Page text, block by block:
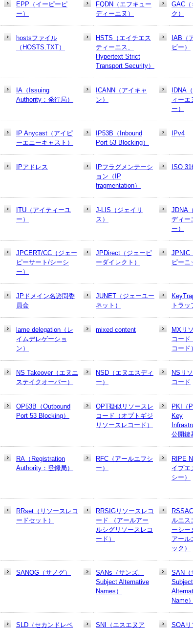
EPP（イーピーピ
ー）
FQDN（エフキュー
ディーエヌ）
GAC（
ク）
hostsファイル
（HOSTS.TXT）
HSTS（エイチエス
ティーエス、
Hypertext Strict
Transport Security）
IAB（
ビー）
IA（Issuing
Authority：発行局）
ICANN（アイキャ
ン）
IDNA
ィーエ
ー）
IP Anycast（アイピ
ーエニーキャスト）
IP53B（Inbound
Port 53 Blocking）
IPv4
IPアドレス
IPフラグメンテーシ
ョン（IP
fragmentation）
ISO
ITU（アイティーユ
ー）
J-LIS（ジェイリ
ス）
JDNA
ディー
ー）
JPCERT/CC（ジェー
ピーサート/シーシ
ー）
JPDirect（ジェーピ
ーダイレクト）
JPNIC
ピーニ
JPドメイン名諮問委
員会
JUNET（ジェーユー
ネット）
トラッ
lame delegation（レ
イムデレゲーショ
ン）
mixed content
MXリ
コード
コード）
NS Takeover（エヌエ
ステイクオーバー）
NSD（エヌエスディ
ー）
NSリ
コード
OP53B（Outbound
Port 53 Blocking）
OPT疑似リソースレ
コード（オプトギジ
リソースレコード）
PKI（
Key
公開鍵
RA（Registration
Authority：登録局）
RFC（アールエフシ
ー）
RIPE
イプエ
シー）
RRset（リソースレコ
ードセット）
RRSIGリソースレコ
ード （アールアー
ルシグリソースレコ
ード）
ルエス
ーシー
アール
ック）
SANOG（サノグ）
SANs（サンズ、
Subject Alternative
Names）
SAN（
Subject
Name）
SLD（セカンドレベ SNI（エスエヌア SOAリ